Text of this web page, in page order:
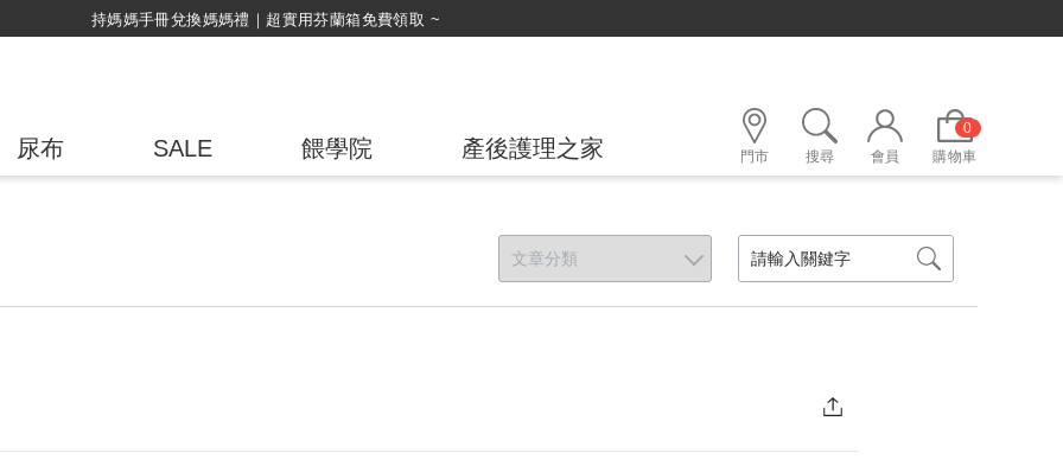
綁定LINE好友，500購物金立即折！
尿布 SALE 餵學院 產後護理之家 門市 搜尋 會員
0
購物車